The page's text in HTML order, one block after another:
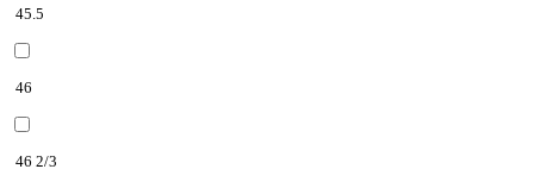
45.5
46
46 2/3